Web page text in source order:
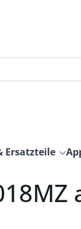
Ersatzteile